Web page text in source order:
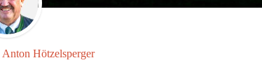
Anton Hötzelsperger